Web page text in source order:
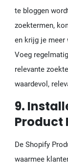
te bloggen
zoektermen,
en krijg je meer
Voeg
relevante
waardevol,
9.
Product
De Shopify
waarmee